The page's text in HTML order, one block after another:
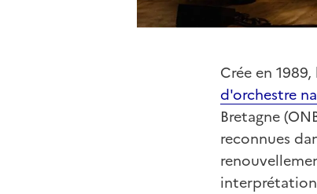
Crée en
d'orchestre
Bretagne
reconnues